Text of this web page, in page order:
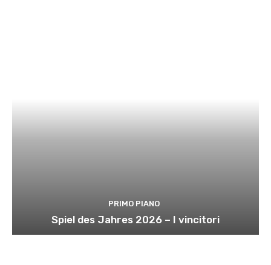
PRIMO PIANO
Spiel des Jahres 2026 – I vincitori